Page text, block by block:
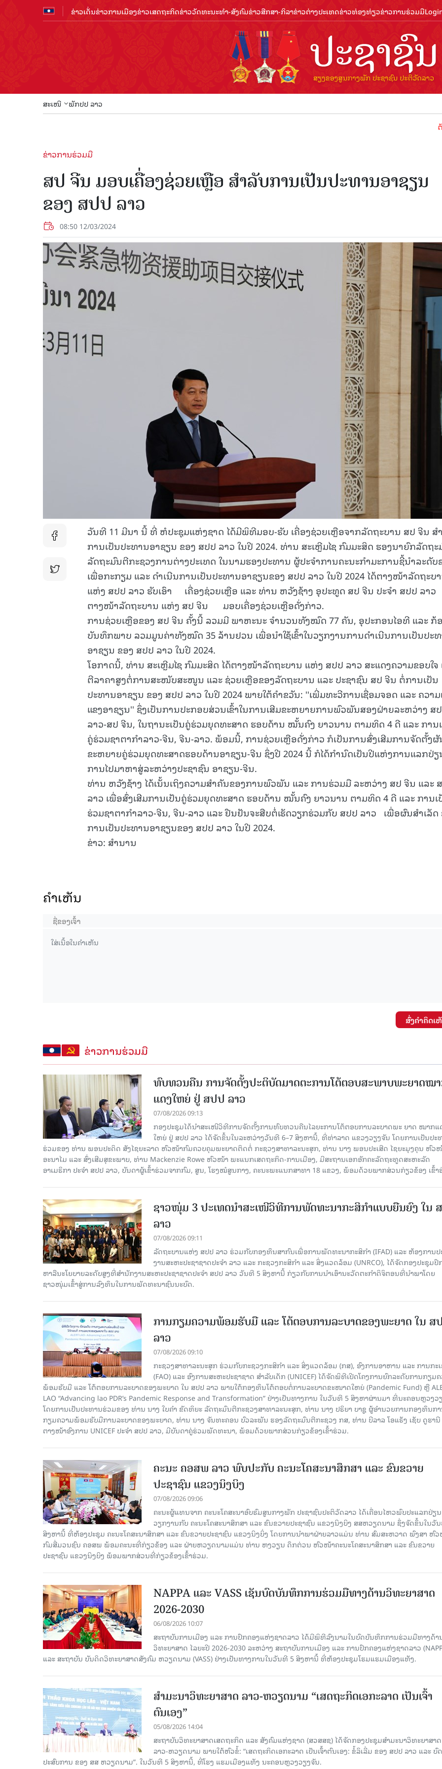
ຂ່າວເດັ່ນຂ່າວການເມືອງຂ່າວເສດຖະກິດຂ່າວວັດທະນະທຳ-ສັງຄົມຂ່າວສືກສາ-ກິລາຂ່າວຕ່າງປະເທດຂ່າວທ່ອງທ່ຽວຂ່າວການຮ່ວມມື
ສະເໜີ ພັກປປ ລາວ
ຕ້ອນຮັ
ຂ່າວການຮ່ວມມື
ສປ ຈີນ ມອບເຄື່ອງຊ່ວຍເຫຼືອ ສໍາລັບການເປັນປະທານອາຊຽນ
ຂອງ ສປປ ລາວ
08:50 12/03/2024
ວັນທີ 11 ມີນາ ນີ້ ທີ່ ຫໍປະຊຸມແຫ່ງຊາດ ໄດ້ມີພິທີມອບ-ຮັບ ເຄື່ອງຊ່ວຍເຫຼືອຈາກລັດຖະບານ ສປ ຈີນ ສໍ
ການເປັນປະທານອາຊຽນ ຂອງ ສປປ ລາວ ໃນປີ 2024. ທ່ານ ສະເຫຼີມໄຊ ກົມມະສິດ ຮອງນາຍົກລັດຖ
ລັດຖະມົນຕີກະຊວງການຕ່າງປະເທດ ໃນນາມຮອງປະທານ ຜູ້ປະຈຳການຄະນະກຳມະການຊີ້ນຳລະດັບ
ເພື່ອກະກຽມ ແລະ ດຳເນີນການເປັນປະທານອາຊຽນຂອງ ສປປ ລາວ ໃນປີ 2024 ໄດ້ຕາງໜ້າລັດຖະບ
ແຫ່ງ ສປປ ລາວ ຮັບເອົາ ເຄື່ອງຊ່ວຍເຫຼືອ ແລະ ທ່ານ ຫວັງຊ້າງ ອຸປະທູດ ສປ ຈີນ ປະຈໍາ ສປປ ລາວ
ຕາງໜ້າລັດຖະບານ ແຫ່ງ ສປ ຈີນ ມອບເຄື່ອງຊ່ວຍເຫຼືອດັ່ງກ່າວ.
ການຊ່ວຍເຫຼືອຂອງ ສປ ຈີນ ຄັ້ງນີ້ ລວມມີ ພາຫະນະ ຈໍານວນທັງໝົດ 77 ຄັນ, ອຸປະກອນໄອທີ ແລະ ກ້
ບັນທຶກພາບ ລວມມູນຄ່າທັງໝົດ 35 ລ້ານຢວນ ເພື່ອນໍາໃຊ້ເຂົ້າໃນວຽກງານການດໍາເນີນການເປັນປະ
ອາຊຽນ ຂອງ ສປປ ລາວ ໃນປີ 2024.
ໂອກາດນີ້, ທ່ານ ສະເຫຼີມໄຊ ກົມມະສິດ ໄດ້ຕາງໜ້າລັດຖະບານ ແຫ່ງ ສປປ ລາວ ສະແດງຄວາມຂອບໃຈ
ຕີລາຄາສູງຕໍ່ການສະໜັບສະໜູນ ແລະ ຊ່ວຍເຫຼືອຂອງລັດຖະບານ ແລະ ປະຊາຊົນ ສປ ຈີນ ຕໍ່ການເປັນ
ປະທານອາຊຽນ ຂອງ ສປປ ລາວ ໃນປີ 2024 ພາຍໃຕ້ຄໍາຂວັນ: ''ເພີ່ມທະວີການເຊື່ອມຈອດ ແລະ ຄວາມ
ແຂງອາຊຽນ'' ຊຶ່ງເປັນການປະກອບສ່ວນເຂົ້າໃນການເສີມຂະຫຍາຍການພົວພັນສອງຝ່າຍລະຫວ່າງ ສ
ລາວ-ສປ ຈີນ, ໃນຖານະເປັນຄູ່ຮ່ວມຍຸດທະສາດ ຮອບດ້ານ ໝັ້ນຄົງ ຍາວນານ ຕາມທິດ 4 ດີ ແລະ ການ
ຄູ່ຮ່ວມຊາຕາກໍາລາວ-ຈີນ, ຈີນ-ລາວ. ພ້ອມນີ້, ການຊ່ວຍເຫຼືອດັ່ງກ່າວ ກໍເປັນການສົ່ງເສີມການຈັດຕັ້ງຜັ
ຂະຫຍາຍຄູ່ຮ່ວມຍຸດທະສາດຮອບດ້ານອາຊຽນ-ຈີນ ຊຶ່ງປີ 2024 ນີ້ ກໍໄດ້ກໍານົດເປັນປີແຫ່ງການແລກປ່ຽ
ການໄປມາຫາສູ່ລະຫວ່າງປະຊາຊົນ ອາຊຽນ-ຈີນ.
ທ່ານ ຫວັງຊ້າງ ໄດ້ເນັ້ນເຖິງຄວາມສໍາຄັນຂອງການພົວພັນ ແລະ ການຮ່ວມມື ລະຫວ່າງ ສປ ຈີນ ແລະ
ລາວ ເພື່ອສົ່ງເສີມການເປັນຄູ່ຮ່ວມຍຸດທະສາດ ຮອບດ້ານ ໝັ້ນຄົງ ຍາວນານ ຕາມທິດ 4 ດີ ແລະ ການເ
ຮ່ວມຊາຕາກໍາລາວ-ຈີນ, ຈີນ-ລາວ ແລະ ຢືນຢັນຈະສືບຕໍ່ເຮັດວຽກຮ່ວມກັບ ສປປ ລາວ ເພື່ອຜົນສໍາເລັດ
ການເປັນປະທານອາຊຽນຂອງ ສປປ ລາວ ໃນປີ 2024.
ຂ່າວ: ສຳນານ
ຄໍາເຫັນ
ສົ່ງຄໍາຄິດເ
ຂ່າວການຮ່ວມມື
ທົບທວນຄືນ ການຈັດຕັ້ງປະຕິບັດມາດຕະການໂຕ້ຕອບສະພາບພະຍາດໝ
ແດງໃຫຍ່ ຢູ່ ສປປ ລາວ
07/08/2026 09:13
ກອງປະຊຸມໄດ້ນຳສະເໜີວິທີການຈັດຕັ້ງການທົບທວນຄືນໄລຍະການໂຕ້ຕອບການລະບາດພະ ຍາດ ໝາກແ
ໃຫຍ່ ຢູ່ ສປປ ລາວ ໄດ້ຈັດຂຶ້ນໃນລະຫວ່າງວັນທີ 6–7 ສິງຫານີ້, ທີ່ທ່າລາດ ແຂວງວຽງຈັນ ໂດຍການເປັນປະ
ຮ່ວມຂອງ ທ່ານ ພອນປະດິດ ສັງໄຊຍະລາດ ຫົວໜ້າກົມຄວບຄຸມພະຍາດຕິດຕໍ່ ກະຊວງສາທາລະນະສຸກ, ທ່ານ ນາງ ພອນປະເສີດ ໄຊຍະມຸງຄຸນ ຫົວ
ອະນາໄມ ແລະ ສົ່ງເສີມສຸຂະພາບ, ທ່ານ Mackenzie Rowe ຫົວໜ້າ ພະແນກເສດຖະກິດ-ການເມືອງ, ມີສະຖານເອກອັກຄະລັດຖະທູດສະຫະລັດ
ອາເມຣິກາ ປະຈຳ ສປປ ລາວ, ບັນດາຜູ້ເຂົ້າຮ່ວມຈາກກົມ, ສູນ, ໂຮງໝໍສູນກາງ, ຄະນະພະແນກສາທາ 18 ແຂວງ, ພ້ອມດ້ວຍພາກສ່ວນກ່ຽວຂ້ອງ ເຂົ້າ
ຊາວໜຸ່ມ 3 ປະເທດນຳສະເໜີວິທີການພັດທະນາກະສິກຳແບບຍືນຍົງ ໃນ
ລາວ
07/08/2026 09:11
ລັດຖະບານແຫ່ງ ສປປ ລາວ ຮ່ວມກັບກອງທຶນສາກົນເພື່ອການພັດທະນາກະສິກຳ (IFAD) ແລະ ຫ້ອງການປ
ງານສະຫະປະຊາຊາດປະຈຳ ລາວ ແລະ ກະຊວງກະສິກຳ ແລະ ສິ່ງແວດລ້ອມ (UNRCO), ໄດ້ຈັດກອງປະຊຸມປຶ
ຫາລືນະໂຍບາຍລະດັບສູງທີ່ສຳນັກງານສະຫະປະຊາຊາດປະຈຳ ສປປ ລາວ ວັນທີ 5 ສິງຫານີ້ ກ່ຽວກັບການນຳເອົານະວັດຕະກຳດິຈິຕອນທີ່ນຳພາໂດຍ
ຊາວໜຸ່ມເຂົ້າສູ່ການລົງທຶນໃນການພັດທະນາຊົນນະບົດ.
ການກຽມຄວາມພ້ອມຮັບມື ແລະ ໂຕ້ຕອບການລະບາດຂອງພະຍາດ ໃນ ສ
ລາວ
07/08/2026 09:10
ກະຊວງສາທາລະນະສຸກ ຮ່ວມກັບກະຊວງກະສິກຳ ແລະ ສິ່ງແວດລ້ອມ (ກສ), ອົງການອາຫານ ແລະ ການກະ
(FAO) ແລະ ອົງການສະຫະປະຊາຊາດ ສໍາລັບເດັກ (UNICEF) ໄດ້ຈັດພິທີເປີດໂຄງການຍົກລະດັບການກຽມ
ພ້ອມຮັບມື ແລະ ໂຕ້ຕອບການລະບາດຂອງພະຍາດ ໃນ ສປປ ລາວ ພາຍໃຕ້ກອງທຶນໂຕ້ຕອບຕໍ່ການລະບາດຂະໜາດໃຫຍ່ (Pandemic Fund) ຫຼື
LAO “Advancing lao PDR’s Pandemic Response and Transformation” ຢ່າງເປັນທາງການ ໃນວັນທີ 5 ສິງຫາຜ່ານມາ ທີ່ນະຄອນຫຼວງວ
ໂດຍການເປັນປະທານຮ່ວມຂອງ ທ່ານ ນາງ ໃບຄໍາ ຂັດທິຍະ ລັດຖະມົນຕີກະຊວງສາທາລະນະສຸກ, ທ່ານ ນາງ ປຣິຍາ ບາຊູ ຜູ້ອຳນວຍການກອງທຶນກ
ກຽມຄວາມພ້ອມຮັບມືການລະບາດຂອງພະຍາດ, ທ່ານ ນາງ ຈັນທະຄອນ ບົວລະພັນ ຮອງລັດຖະມົນຕີກະຊວງ ກສ, ທ່ານ ບີລາລ ໂອແຣັງ ເຊັບ ດູຮາ
ຕາງໜ້າອົງການ UNICEF ປະຈໍາ ສປປ ລາວ, ມີບັນດາຄູ່ຮ່ວມພັດທະນາ, ພ້ອມດ້ວຍພາກສ່ວນກ່ຽວຂ້ອງເຂົ້າຮ່ວມ.
ຄະນະ ຄອສພ ລາວ ພົບປະກັບ ຄະນະໂຄສະນາສຶກສາ ແລະ ຂົນຂວາຍ
ປະຊາຊົນ ແຂວງນິງບິງ
07/08/2026 09:06
ຄະນະຜູ້ແທນຈາກ ຄະນະໂຄສະນາອົບຮົມສູນກາງພັກ ປະຊາຊົນປະຕິວັດລາວ ໄດ້ເຄື່ອນໄຫວພົບປະແລກປ່ຽນ
ວຽກງານກັບ ຄະນະໂຄສະນາສຶກສາ ແລະ ຂົນຂວາຍປະຊາຊົນ ແຂວງນິງບິງ ສສຫວຽດນາມ ຊຶ່ງຈັດຂຶ້ນໃນວັ
ສິງຫານີ້ ທີ່ຫ້ອງປະຊຸມ ຄະນະໂຄສະນາສຶກສາ ແລະ ຂົນຂວາຍປະຊາຊົນ ແຂວງນິງບິ່ງ ໂດຍການນຳພາຝ່າຍລາວແມ່ນ ທ່ານ ສົມສະຫວາດ ພົງສາ ຫົ
ກົມສື່ມວນຊົນ ຄອສພ ພ້ອມຄະນະທີ່ກ່ຽວຂ້ອງ ແລະ ຝ່າຍຫວຽດນາມແມ່ນ ທ່ານ ຫງວຽນ ດຶກຕ່ວນ ຫົວໜ້າຄະນະໂຄສະນາສຶກສາ ແລະ ຂົນຂວາຍ
ປະຊາຊົນ ແຂວງນິງບິງ ພ້ອມພາກສ່ວນທີ່ກ່ຽວຂ້ອງເຂົ້າຮ່ວມ.
NAPPA ແລະ VASS ເຊັນບົດບັນທຶກການຮ່ວມມືທາງດ້ານວິທະຍາສາດ
2026-2030
06/08/2026 10:07
ສະຖາບັນການເມືອງ ແລະ ການປົກຄອງແຫ່ງຊາດລາວ ໄດ້ມີພິທີລົງນາມໃນບົດບັນທຶກການຮ່ວມມືທາງດ້າ
ວິທະຍາສາດ ໄລຍະປີ 2026-2030 ລະຫວ່າງ ສະຖາບັນການເມືອງ ແລະ ການປົກຄອງແຫ່ງຊາດລາວ
ແລະ ສະຖາບັນ ບັນດິດວິທະຍາສາດສັງຄົມ ຫວຽດນາມ (VASS) ຢ່າງເປັນທາງການໃນວັນທີ 5 ສິງຫານີ້ ທີ່ຫ້ອງປະຊຸມໂຮມແຮມເມືອງແທັງ.
ສຳມະນາວິທະຍາສາດ ລາວ-ຫວຽດນາມ “ເສດຖະກິດເອກະລາດ ເປັນເຈົ້າ
ຕົນເອງ”
05/08/2026 14:04
ສະຖາບັນວິທະຍາສາດເສດຖະກິດ ແລະ ສັງຄົມແຫ່ງຊາດ (ສວສສຊ) ໄດ້ຈັດກອງປະຊຸມສຳມະນາວິທະຍາສາດ
ລາວ-ຫວຽດນາມ ພາຍໃຕ້ຫົວຂໍ້: “ເສດຖະກິດເອກະລາດ ເປັນເຈົ້າຕົນເອງ: ຂໍ້ລິເລີ່ມ ຂອງ ສປປ ລາວ ແລະ ບົ
ປະສົບການ ຂອງ ສສ ຫວຽດນາມ”. ໃນວັນທີ 5 ສິງຫານີ້, ທີ່ໂຮງ ແຮມເມືອງແທັງ ນະຄອນຫຼວງວຽງຈັນ.
15.040(07-08-